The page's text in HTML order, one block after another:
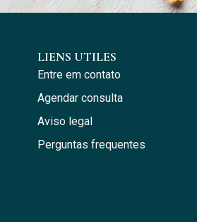
LIENS UTILES
Entre em contato
Agendar consulta
Aviso legal
Perguntas frequentes